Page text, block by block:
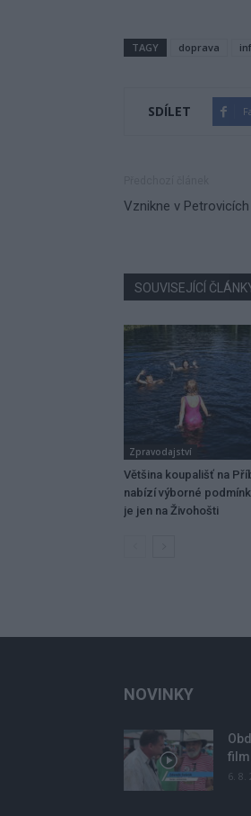
TAGY doprava
SDÍLET
Vznikne v
SOUVISEJÍCÍ
Zpravodajství
Většina koupališť na
nabízí výborné
je jen na Živohošti
NOVINKY
6. 8.